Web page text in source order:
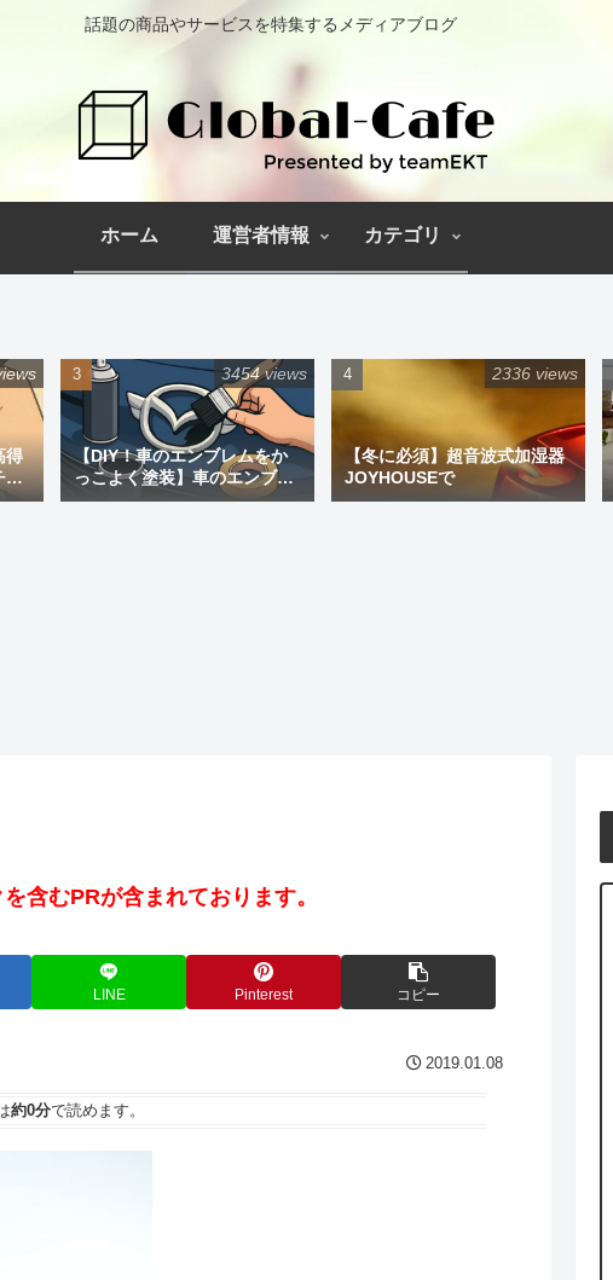
話題の商品やサービスを特集するメディアブログ
ホーム 運営者情報 カテゴリ
得
ペ
【DIY！車のエンブレムをか
っこよく塗装】車のエンブレ
ム塗装｜道具と失敗しない手
3454 views
【冬に必須】超音波式加湿器
JOYHOUSEで
2336 views
含むPRが含まれております。
LINE Pinterest コピー
2019.01.08
約0分で読めます。